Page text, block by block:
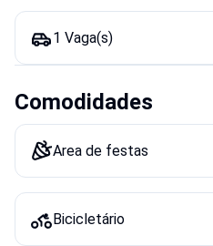
1 Vaga(s)
Comodidades
Area de festas
Bicicletário